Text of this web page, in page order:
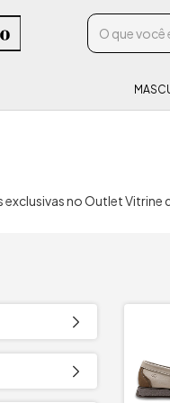
no Outlet Vitrine